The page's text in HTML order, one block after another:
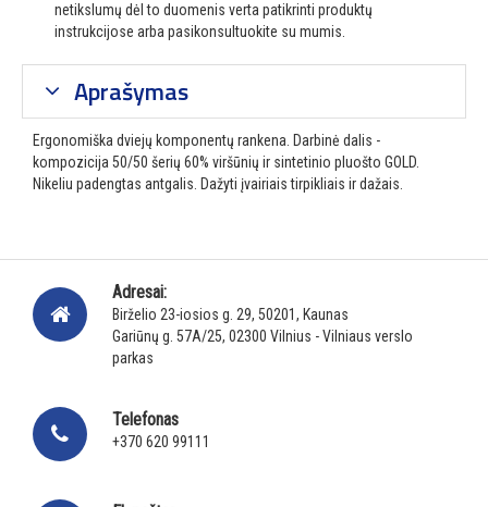
netikslumų dėl to duomenis verta patikrinti produktų
instrukcijose arba pasikonsultuokite su mumis.
Aprašymas
Ergonomiška dviejų komponentų rankena. Darbinė dalis -
kompozicija 50/50 šerių 60% viršūnių ir sintetinio pluošto GOLD.
Nikeliu padengtas antgalis. Dažyti įvairiais tirpikliais ir dažais.
Adresai:
Birželio 23-iosios g. 29, 50201, Kaunas
Gariūnų g. 57A/25, 02300 Vilnius - Vilniaus verslo
parkas
Telefonas
+370 620 99111